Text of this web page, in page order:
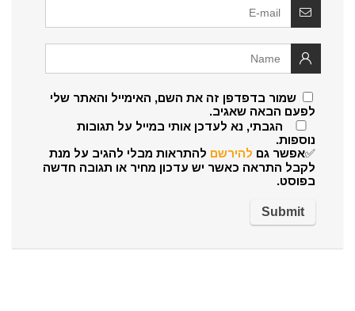
שמור בדפדפן זה את השם, האימייל והאתר שלי
לפעם הבאה שאגיב.
הגבתי, נא לעדכן אותי במייל על תגובות
נוספות.
✅אפשר גם להירשם להתראות מבלי להגיב על מנת
לקבל התראה כאשר יש עדכון מחיר או תגובה חדשה
בפוסט.